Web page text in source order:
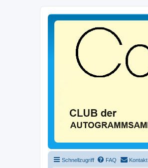
Schnellzugriff FAQ Kontakt